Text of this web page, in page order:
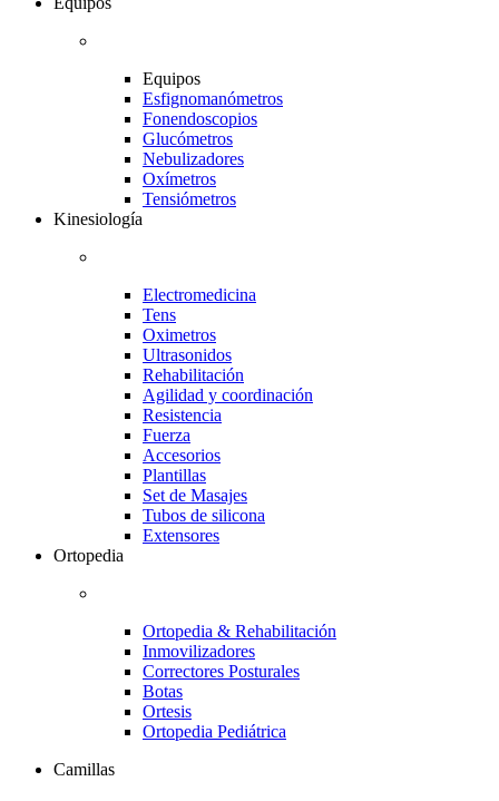
Equipos
Esfignomanómetros
Fonendoscopios
Glucómetros
Nebulizadores
Oxímetros
Tensiómetros
Kinesiología
Electromedicina
Tens
Oximetros
Ultrasonidos
Rehabilitación
Agilidad y coordinación
Resistencia
Fuerza
Accesorios
Plantillas
Set de Masajes
Tubos de silicona
Extensores
Ortopedia
Ortopedia & Rehabilitación
Inmovilizadores
Correctores Posturales
Botas
Ortesis
Ortopedia Pediátrica
Camillas